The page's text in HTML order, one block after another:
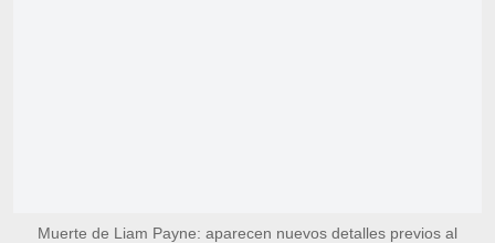
Muerte de Liam Payne: aparecen nuevos detalles previos al